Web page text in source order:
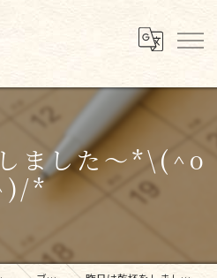
ました〜*\(^o
*